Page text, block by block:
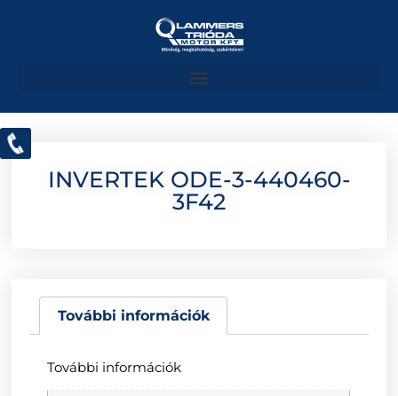
INVERTEK ODE-3-440460-
3F42
További információk
További információk